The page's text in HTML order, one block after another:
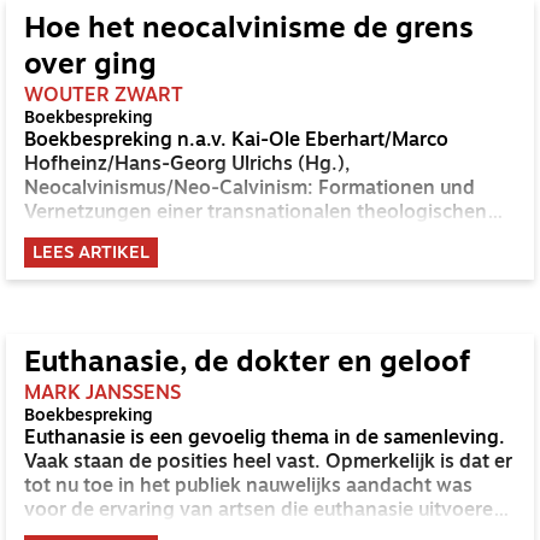
duidelijke en warme stem uitstekend vertolken. Hij
zocht van tevoren waarschijnlijk in de kast in de
kerkenraadskamer uit de serie ‘Waarheid en Recht’
een mooie preek en bereidde dat ongetwijfeld thuis
voor. Of broeder Huisman ooit een handboek had
geraadpleegd, ik denk het niet. De toenmalige
kerkgangers luisterden in de voormalige synagoge
van Hoogeveen echter graag naar hem.
Hoe het neocalvinisme de grens
over ging
WOUTER ZWART
Boekbespreking
Boekbespreking n.a.v. Kai-Ole Eberhart/Marco
Hofheinz/Hans-Georg Ulrichs (Hg.),
Neocalvinismus/Neo-Calvinism: Formationen und
Vernetzungen einer transnationalen theologischen
Bewegung/Formations and Networks of a
Transnational Theological Movement (Vandenhoeck
& Ruprecht, 2026).
LEES ARTIKEL
Euthanasie, de dokter en geloof
MARK JANSSENS
Boekbespreking
Euthanasie is een gevoelig thema in de samenleving.
Vaak staan de posities heel vast. Opmerkelijk is dat er
tot nu toe in het publiek nauwelijks aandacht was
voor de ervaring van artsen die euthanasie uitvoeren.
In het onlangs verschenen boek Euthanasie en de